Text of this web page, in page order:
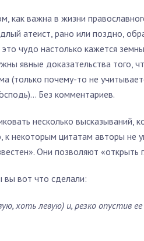
как важна в жизни
атеист, рано или поздно,
чудо настолько кажется
явные доказательства того,
(только почему-то не
Без комментариев.
несколько высказываний,
некоторым цитатам авторы не
Они позволяют «открыть
вот что сделали:
хоть левую) и, резко опустив